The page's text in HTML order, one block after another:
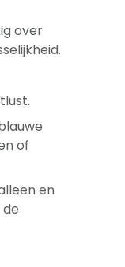
over
of
en